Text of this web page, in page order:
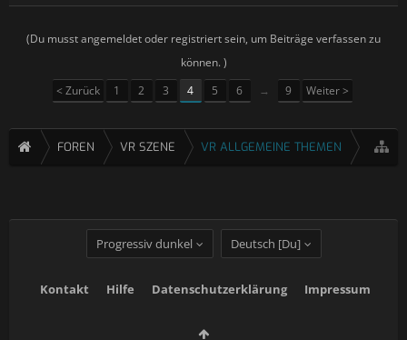
(Du musst angemeldet oder registriert sein, um Beiträge verfassen zu
können. )
< Zurück
1 2 3 4 5 6 → 9 Weiter >
FOREN VR SZENE VR ALLGEMEINE THEMEN
Progressiv dunkel Deutsch [Du]
Kontakt Hilfe Datenschutzerklärung Impressum